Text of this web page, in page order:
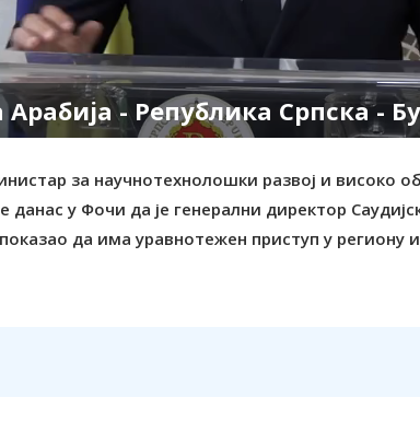
Арабија - Република Српска -
за научнотехнолошки развој и високо
у Фочи да је генерални директор
да има уравнотежен приступ у региону и